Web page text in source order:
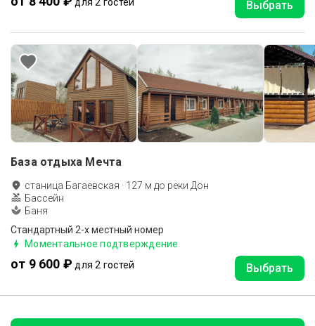
Выбрать
База отдыха Мечта
станица Багаевская · 127 м до реки Дон
Бассейн
Баня
Стандартный 2-х местный номер
Моментальное подтверждение
от 9 600 ₽ для 2 гостей Выбрать